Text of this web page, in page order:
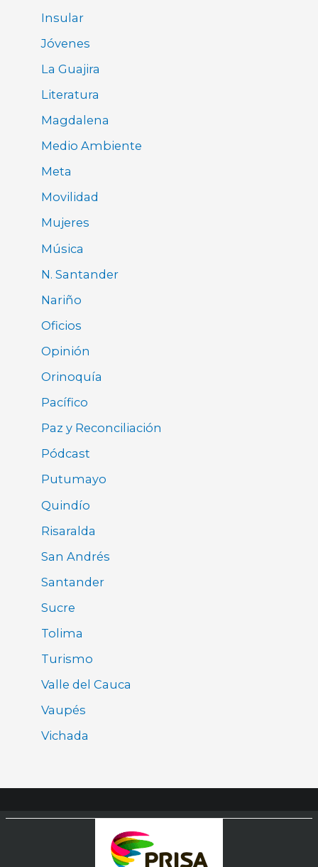
Insular
Jóvenes
La Guajira
Literatura
Magdalena
Medio Ambiente
Meta
Movilidad
Mujeres
Música
N. Santander
Nariño
Oficios
Opinión
Orinoquía
Pacífico
Paz y Reconciliación
Pódcast
Putumayo
Quindío
Risaralda
San Andrés
Santander
Sucre
Tolima
Turismo
Valle del Cauca
Vaupés
Vichada